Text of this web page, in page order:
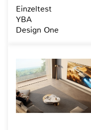
Einzeltest
YBA
Design One